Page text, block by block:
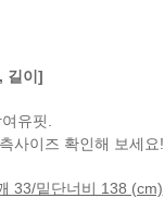
길이]
유핏.
사이즈 확인해 보세요!
33/밑단너비 138 (cm)